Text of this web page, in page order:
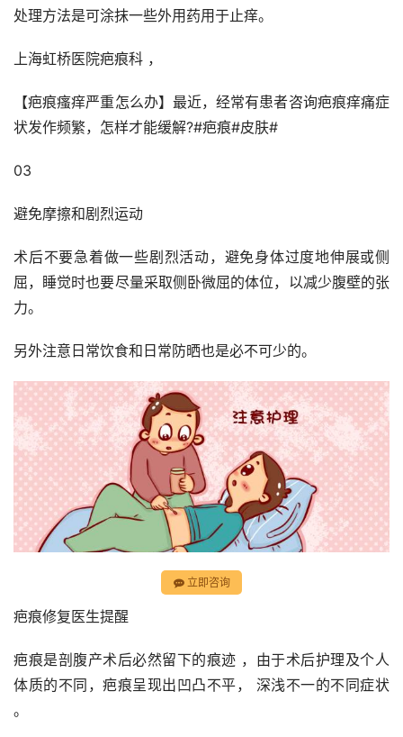
处理方法是可涂抹一些外用药用于止痒。
上海虹桥医院疤痕科 ，
【疤痕瘙痒严重怎么办】最近，经常有患者咨询疤痕痒痛症
状发作频繁，怎样才能缓解?#疤痕#皮肤#
03
避免摩擦和剧烈运动
术后不要急着做一些剧烈活动，避免身体过度地伸展或侧
屈，睡觉时也要尽量采取侧卧微屈的体位，以减少腹壁的张
力。
另外注意日常饮食和日常防晒也是必不可少的。
立即咨询
疤痕修复医生提醒
疤痕是剖腹产术后必然留下的痕迹 ，由于术后护理及个人
体质的不同，疤痕呈现出凹凸不平， 深浅不一的不同症状
。